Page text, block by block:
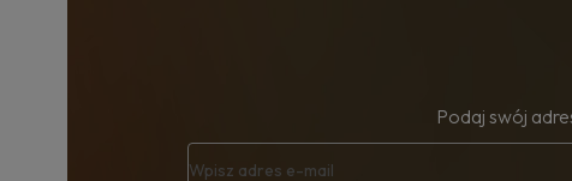
Podaj swój